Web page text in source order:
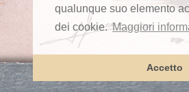
qualunque suo elemento
dei cookie.Maggiori
Accetto